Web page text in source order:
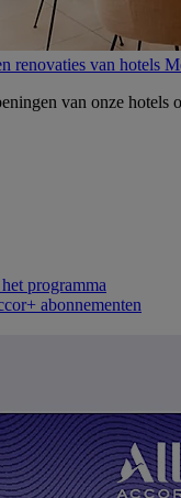
renovaties van hotels
van onze hotels
programma
abonnementen